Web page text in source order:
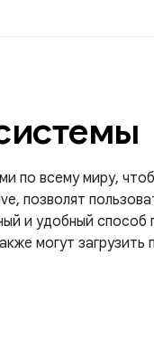
по всему миру,
позволят
и удобный
могут